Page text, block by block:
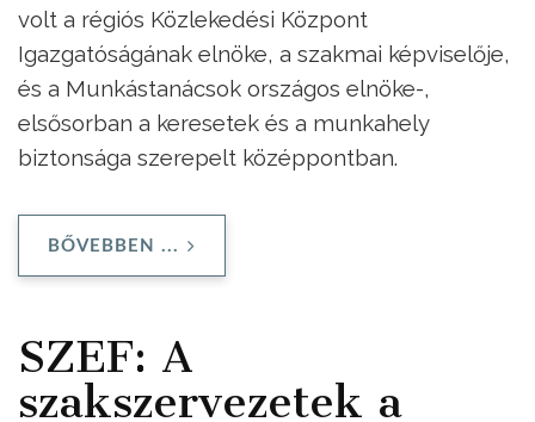
volt a régiós Közlekedési Központ
Igazgatóságának elnöke, a szakmai képviselője,
és a Munkástanácsok országos elnöke-,
elsősorban a keresetek és a munkahely
biztonsága szerepelt középpontban.
BŐVEBBEN ...
SZEF: A
szakszervezetek a